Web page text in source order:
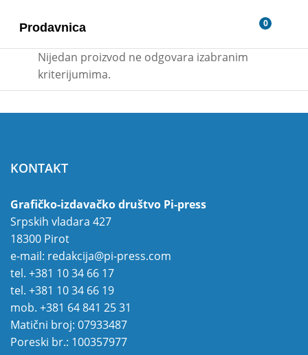
Prodavnica 0
Nijedan proizvod ne odgovara izabranim
kriterijumima.
KONTAKT
Grafičko-izdavačko društvo Pi-press
Srpskih vladara 427
18300 Pirot
e-mail: redakcija@pi-press.com
tel. +381 10 34 66 17
tel. +381 10 34 66 19
mob. +381 64 841 25 31
Matični broj: 07933487
Poreski br.: 100357977